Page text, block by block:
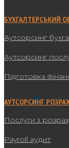
БУХГАЛТЕРСЬКИЙ
Аутсорсинг
Аутсорсинг
Підготовка
АУТСОРСИНГ
Послуги з
Payroll аудит